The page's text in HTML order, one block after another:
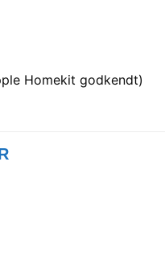
Homekit godkendt)